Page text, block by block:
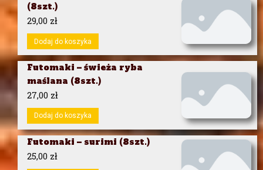
(8szt.)
29,00 zł
Dodaj do koszyka
Futomaki – świeża ryba
maślana (8szt.)
27,00 zł
Dodaj do koszyka
Futomaki – surimi (8szt.)
25,00 zł